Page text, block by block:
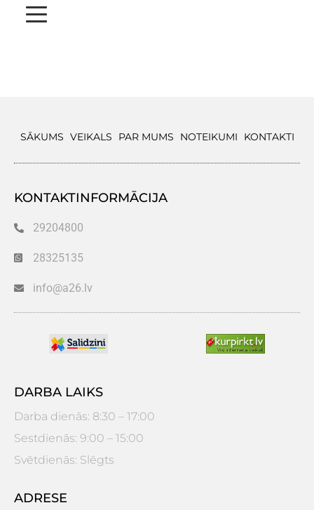
SĀKUMS VEIKALS PAR MUMS NOTEIKUMI KONTAKTI
KONTAKTINFORMĀCIJA
29204800
28325135
info@a26.lv
DARBA LAIKS
Darba dienās: 8:30 – 17:00
Sestdienās: 9:00 – 15:00
Svētdienās: Slēgts
ADRESE